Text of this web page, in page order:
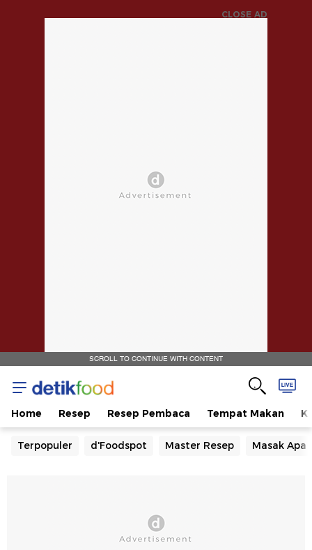
CLOSE AD
SCROLL TO CONTINUE WITH CONTENT
Home Resep Resep Pembaca Tempat Makan
Terpopuler d'Foodspot Master Resep Masak Apa